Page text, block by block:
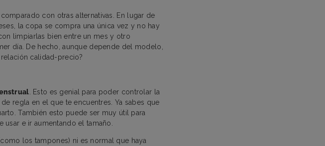
comparado con otras alternativas. En lugar de
la copa se compra una única vez y no hay
limpiarlas bien entre un mes y otro
día. De hecho, aunque depende del modelo,
calidad-precio?
. Esto es genial para poder controlar la
regla en el que te encuentres. Ya sabes que
También esto puede ser muy útil para
e ir aumentando el tamaño.
los tampones) ni es normal que haya